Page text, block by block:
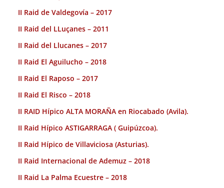
II Raid de Valdegovía – 2017
II Raid del LLuçanes – 2011
II Raid del Llucanes – 2017
II Raid El Aguilucho – 2018
II Raid El Raposo – 2017
II Raid El Risco – 2018
II RAID Hípico ALTA MORAÑA en Riocabado (Avila).
II Raid Hípico ASTIGARRAGA ( Guipúzcoa).
II Raid Hípico de Villaviciosa (Asturias).
II Raid Internacional de Ademuz – 2018
II Raid La Palma Ecuestre – 2018